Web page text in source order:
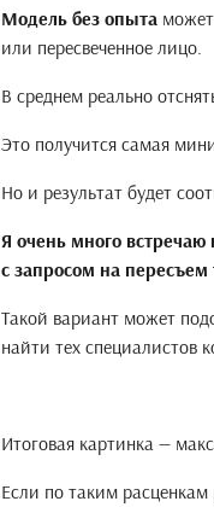
Модель без опыта
или пересвеченное лицо.
В среднем реально
Это получится самая
Но и результат будет
Я очень много
с запросом на пересъем
Такой вариант может
найти тех специалистов
Итоговая картинка —
Если по таким